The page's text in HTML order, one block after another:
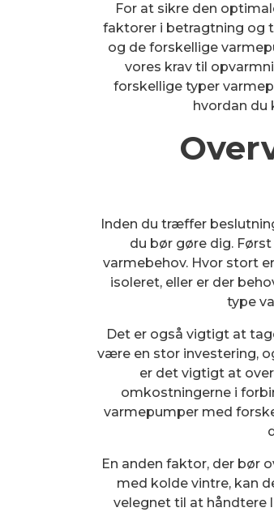
For at sikre den
faktorer i betragtning og
og de forskellige
vores krav til
forskellige typer
hvordan du
Inden du træffer
du bør gøre dig.
varmebehov. Hvor stort
isoleret, eller er der
type
Det er også vigtigt at
være en stor investering,
er det vigtigt at
omkostningerne i
varmepumper med
En anden faktor, der bør
med kolde vintre, kan
velegnet til at håndtere